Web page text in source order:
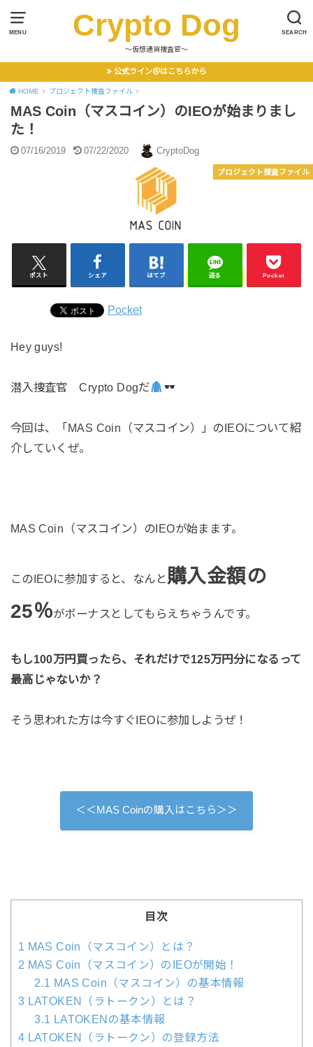
MENU SEARCH
Crypto Dog
〜仮想通貨捜査官〜
公式ライン＠はこちらから
HOME プロジェクト捜査ファイル
MAS Coin（マスコイン）のIEOが始まりまし
た！
07/16/2019 07/22/2020 CryptoDog
プロジェクト捜査ファイル
ポスト シェア はてブ 送る Pocket
Pocket
Hey guys!
潜入捜査官Crypto Dogだ
今回は、 「MAS Coin（マスコイン）」のIEOについて紹
介していくぜ。
MAS Coin（マスコイン）のIEOが始まます。
このIEOに参加すると、なんと購入金額の
25％がボーナスとしてもらえちゃうんです。
もし100万円買ったら、それだけで125万円分になるって
最高じゃないか？
そう思われた方は今すぐIEOに参加しようぜ！
＜＜MAS Coinの購入はこちら＞＞
目次
1 MAS Coin（マスコイン）とは？
2 MAS Coin（マスコイン）のIEOが開始！
2.1 MAS Coin（マスコイン）の基本情報
3 LATOKEN（ラトークン）とは？
3.1 LATOKENの基本情報
4 LATOKEN（ラトークン）の登録方法